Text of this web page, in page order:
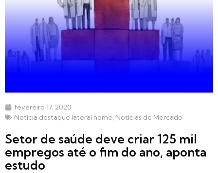
fevereiro 17, 2020
Notícia destaque lateral home, Notícias de Mercado
Setor de saúde deve criar 125 mil
empregos até o fim do ano, aponta
estudo